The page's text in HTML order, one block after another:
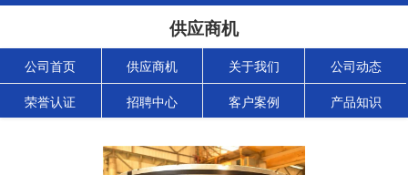
供应商机
公司首页 供应商机 关于我们 公司动态
荣誉认证 招聘中心 客户案例 产品知识